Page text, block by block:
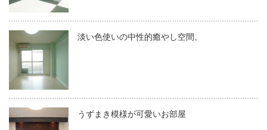
淡い色使いの中性的癒やし空間。
うずまき模様が可愛いお部屋